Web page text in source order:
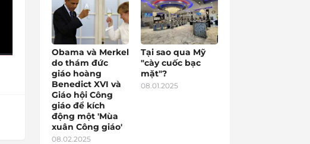
Obama và Merkel
do thám đức
giáo hoàng
Benedict XVI và
Giáo hội Công
giáo để kích
động một 'Mùa
xuân Công giáo'
08.02.2025
Tại sao qua Mỹ
"cày cuốc bạc
mặt"?
08.01.2025